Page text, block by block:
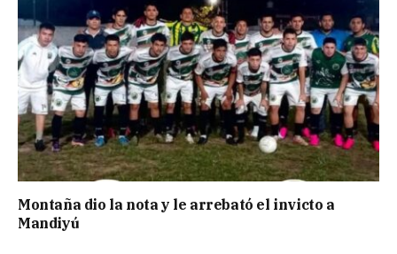
Montaña dio la nota y le arrebató el invicto a
Mandiyú